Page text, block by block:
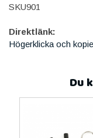
SKU901
Direktlänk:
Högerklicka och
Du